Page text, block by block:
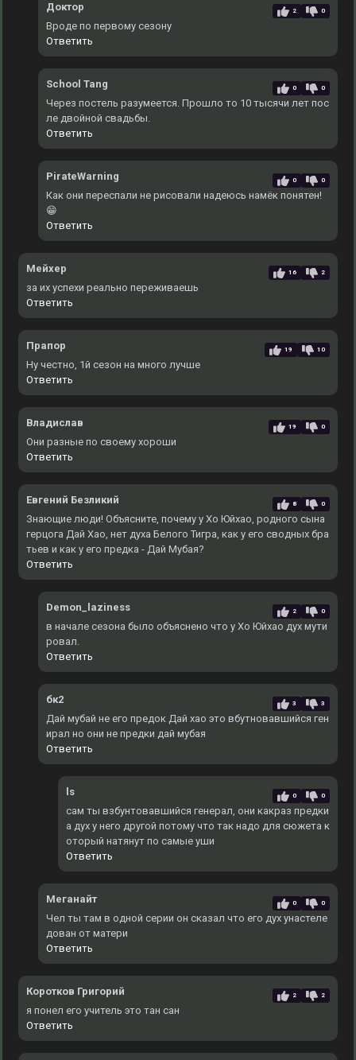
Доктор 2 0
Вроде по первому сезону
Ответить
School Tang 0 0
Через постель разумеется. Прошло то 10 тысячи лет пос
ле двойной свадьбы.
Ответить
PirateWarning 0 0
Как они переспали не рисовали надеюсь намёк понятен!
😁
Ответить
Мейхер 16 2
за их успехи реально переживаешь
Ответить
Прапор 19 10
Ну честно, 1й сезон на много лучше
Ответить
Владислав 19 0
Они разные по своему хороши
Ответить
Евгений Безликий 8 0
Знающие люди! Объясните, почему у Хо Юйхао, родного сына
герцога Дай Хао, нет духа Белого Тигра, как у его сводных бра
тьев и как у его предка - Дай Мубая?
Ответить
Demon_laziness 2 0
в начале сезона было объяснено что у Хо Юйхао дух мути
ровал.
Ответить
бк2 3 3
Дай мубай не его предок Дай хао это вбутновавшийся ген
ирал но они не предки дай мубая
Ответить
ls 0 0
сам ты взбунтовавшийся генерал, они какраз предки
а дух у него другой потому что так надо для сюжета к
оторый натянут по самые уши
Ответить
Меганайт 0 0
Чел ты там в одной серии он сказал что его дух унастеле
дован от матери
Ответить
Коротков Григорий 2 2
я понел его учитель это тан сан
Ответить